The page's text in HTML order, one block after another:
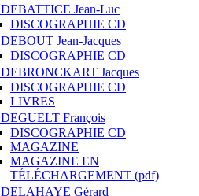
DEBATTICE Jean-Luc
DISCOGRAPHIE CD
DEBOUT Jean-Jacques
DISCOGRAPHIE CD
DEBRONCKART Jacques
DISCOGRAPHIE CD
LIVRES
DEGUELT François
DISCOGRAPHIE CD
MAGAZINE
MAGAZINE EN
TÉLÉCHARGEMENT (pdf)
DELAHAYE Gérard